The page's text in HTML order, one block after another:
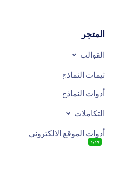
المتجر
القوالب
ثيمات النماذج
أدوات النماذج
التكاملات
أدوات الموقع الالكتروني
جديد